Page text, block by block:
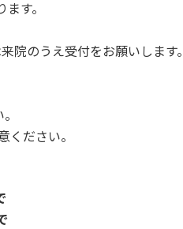
す。
院のうえ受付をお願いします。
ください。